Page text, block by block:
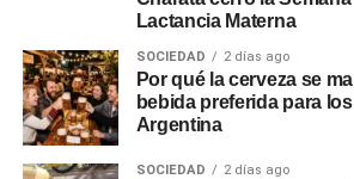
Lactancia Materna
SOCIEDAD 2 días ago
Por qué la cerveza se
bebida preferida para
Argentina
SOCIEDAD 2 días ago